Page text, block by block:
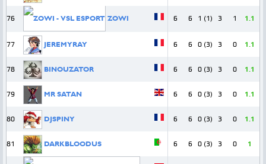
76 ZOWI 6 6 1 (1) 3 1 1.1
77 JEREMYRAY 6 6 0 (3) 3 0 1.1
78 BINOUZATOR 6 6 0 (3) 3 0 1.1
79 MR SATAN 6 6 0 (3) 3 0 1.1
80 DJSPINY 6 6 0 (3) 3 0 1.1
81 DARKBLOODUS 6 6 0 (3) 3 0 1